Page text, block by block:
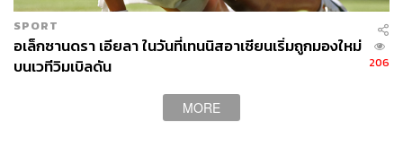
SPORT
อเล็กซานดรา เอียลา ในวันที่เทนนิสอาเซียนเริ่มถูกมองใหม่
บนเวทีวิมเบิลดัน
206
MORE